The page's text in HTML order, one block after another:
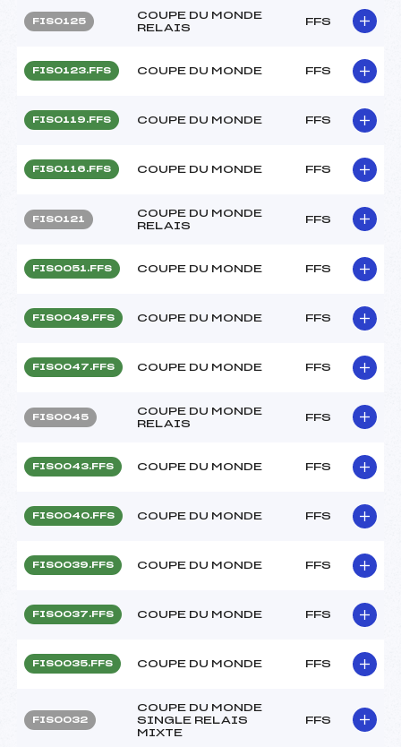
FIS0125
COUPE DU MONDE
RELAIS
FFS
FIS0123.FFS COUPE DU MONDE FFS
FIS0119.FFS COUPE DU MONDE FFS
FIS0116.FFS COUPE DU MONDE FFS
FIS0121
COUPE DU MONDE
RELAIS
FFS
FIS0051.FFS COUPE DU MONDE FFS
FIS0049.FFS COUPE DU MONDE FFS
FIS0047.FFS COUPE DU MONDE FFS
FIS0045
COUPE DU MONDE
RELAIS
FFS
FIS0043.FFS COUPE DU MONDE FFS
FIS0040.FFS COUPE DU MONDE FFS
FIS0039.FFS COUPE DU MONDE FFS
FIS0037.FFS COUPE DU MONDE FFS
FIS0035.FFS COUPE DU MONDE FFS
FIS0032
COUPE DU MONDE
SINGLE RELAIS
MIXTE
FFS